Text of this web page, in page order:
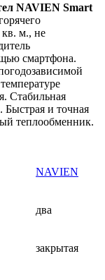
NAVIEN Smart
м., не
смартфона.
Стабильная
Быстрая и точная
теплообменник.
NAVIEN
два
закрытая